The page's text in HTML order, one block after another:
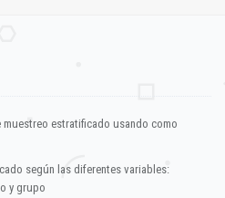
estratificado usando como
según las diferentes variables:
y grupo